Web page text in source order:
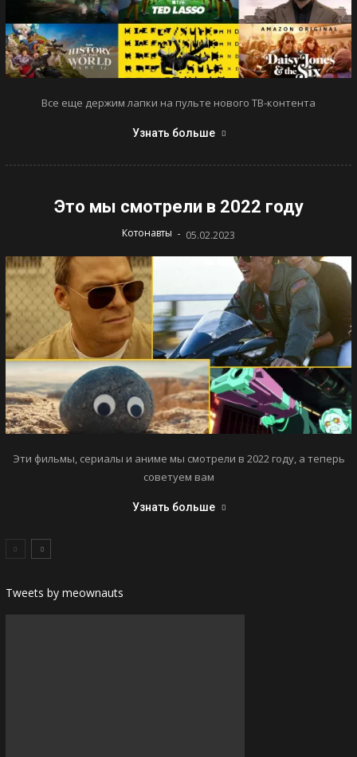
Все еще держим лапки на пульте нового ТВ-контента
Узнать больше
Это мы смотрели в 2022 году
Котонавты - 05.02.2023
Эти фильмы, сериалы и аниме мы смотрели в 2022 году, а теперь
советуем вам
Узнать больше
Tweets by meownauts